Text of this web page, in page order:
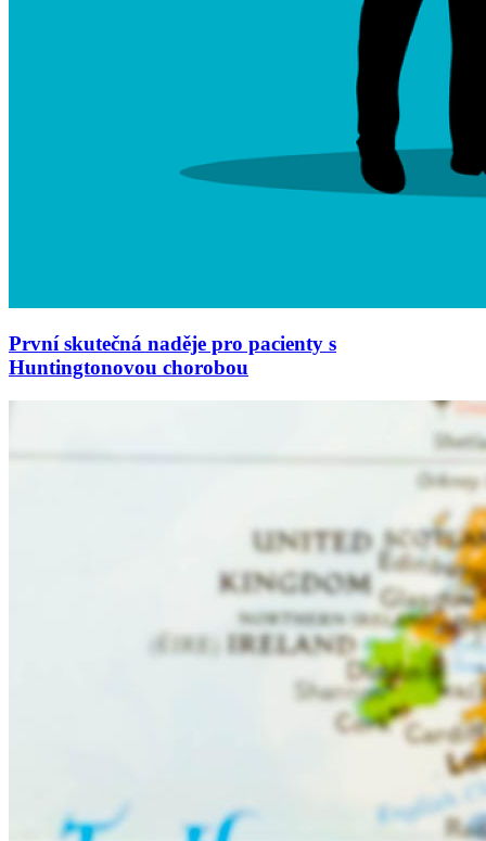
První skutečná naděje pro pacienty s
Huntingtonovou chorobou